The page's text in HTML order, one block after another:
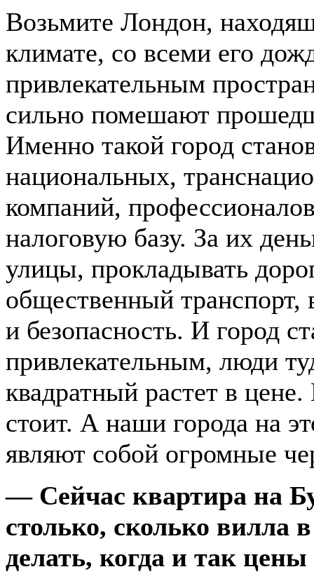
Возьмите Лондон,
климате, со всеми его
привлекательным
сильно помешают
Именно такой город
национальных,
компаний,
налоговую базу. За их
улицы, прокладывать
общественный транспорт,
и безопасность. И город
привлекательным, люди
квадратный растет в
стоит. А наши города на
являют собой огромные
— Сейчас квартира на
столько, сколько вилла
делать, когда и так